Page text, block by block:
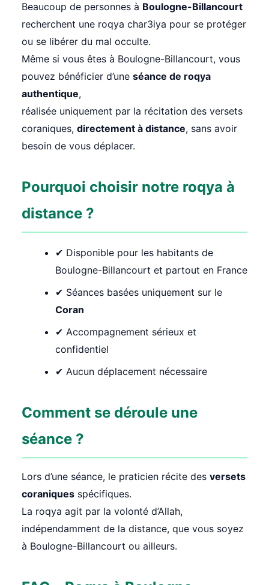
Beaucoup de personnes à Boulogne-Billancourt
recherchent une roqya char3iya pour se protéger
ou se libérer du mal occulte.
Même si vous êtes à Boulogne-Billancourt, vous
pouvez bénéficier d’une séance de roqya
authentique,
réalisée uniquement par la récitation des versets
coraniques, directement à distance, sans avoir
besoin de vous déplacer.
Pourquoi choisir notre roqya à
distance ?
✔ Disponible pour les habitants de
Boulogne-Billancourt et partout en France
✔ Séances basées uniquement sur le
Coran
✔ Accompagnement sérieux et
confidentiel
✔ Aucun déplacement nécessaire
Comment se déroule une
séance ?
Lors d’une séance, le praticien récite des versets
coraniques spécifiques.
La roqya agit par la volonté d’Allah,
indépendamment de la distance, que vous soyez
à Boulogne-Billancourt ou ailleurs.